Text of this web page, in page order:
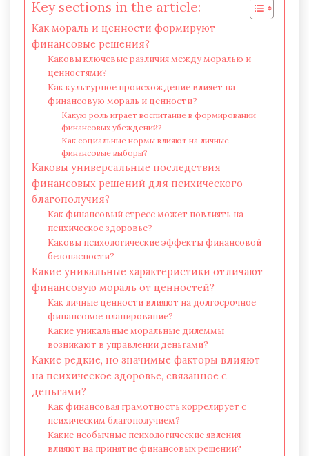
Key sections in the article:
Как мораль и ценности формируют
финансовые решения?
Каковы ключевые различия между моралью и
ценностями?
Как культурное происхождение влияет на
финансовую мораль и ценности?
Какую роль играет воспитание в формировании
финансовых убеждений?
Как социальные нормы влияют на личные
финансовые выборы?
Каковы универсальные последствия
финансовых решений для психического
благополучия?
Как финансовый стресс может повлиять на
психическое здоровье?
Каковы психологические эффекты финансовой
безопасности?
Какие уникальные характеристики отличают
финансовую мораль от ценностей?
Как личные ценности влияют на долгосрочное
финансовое планирование?
Какие уникальные моральные дилеммы
возникают в управлении деньгами?
Какие редкие, но значимые факторы влияют
на психическое здоровье, связанное с
деньгами?
Как финансовая грамотность коррелирует с
психическим благополучием?
Какие необычные психологические явления
влияют на принятие финансовых решений?